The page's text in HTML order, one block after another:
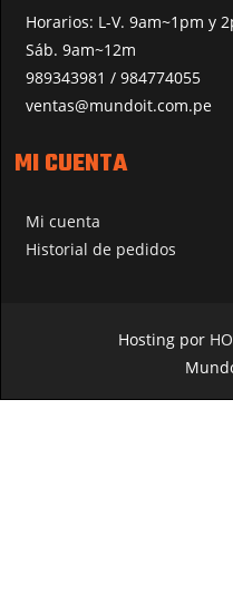
Horarios: L-V. 9am~1pm y
Sáb. 9am~12m
989343981 / 984774055
ventas@mundoit.com.pe
MI CUENTA
Mi cuenta
Historial de pedidos
Hosting por